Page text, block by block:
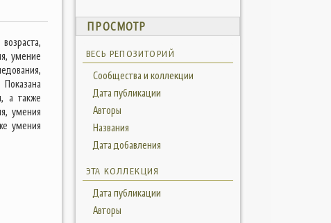
умение
а также
умения
умения
ПРОСМОТР
ВЕСЬ РЕПОЗИТОРИЙ
Сообщества и коллекции
Дата публикации
Авторы
Названия
Дата добавления
ЭТА КОЛЛЕКЦИЯ
Дата публикации
Авторы